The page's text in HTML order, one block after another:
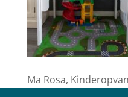
Ma Rosa,